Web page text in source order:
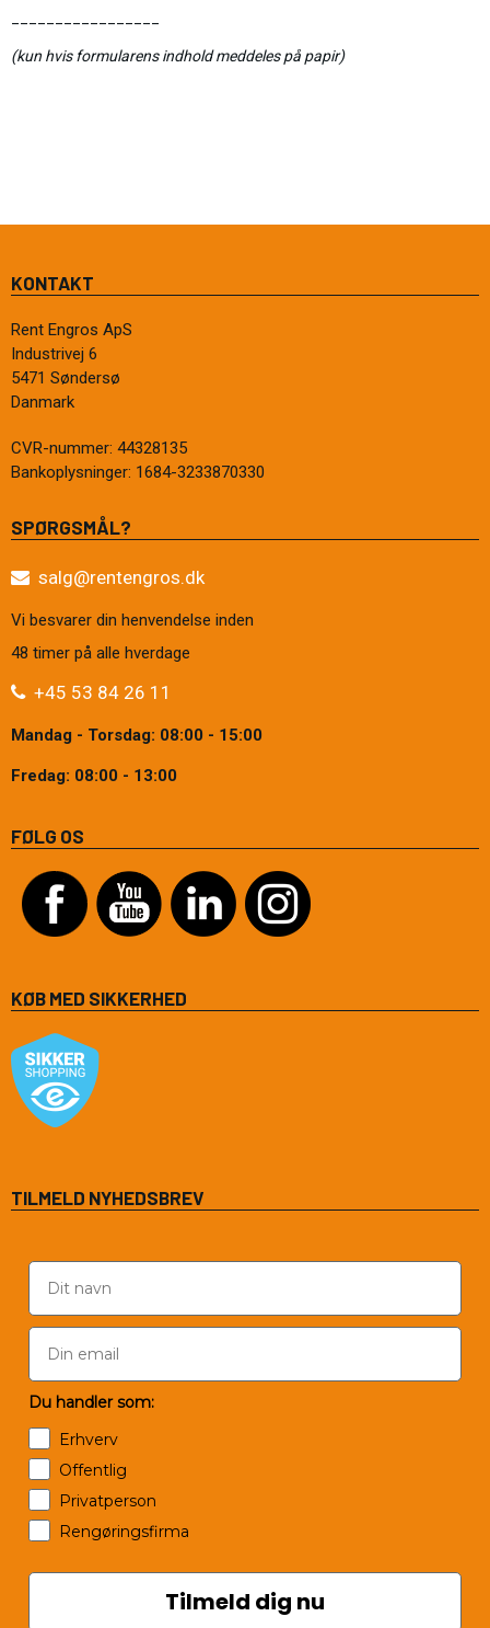
(kun hvis formularens indhold meddeles på papir)
KONTAKT
Rent Engros ApS
Industrivej 6
5471 Søndersø
Danmark
CVR-nummer: 44328135
Bankoplysninger: 1684-3233870330
SPØRGSMÅL?
salg@rentengros.dk
Vi besvarer din henvendelse inden
48 timer på alle hverdage
+45 53 84 26 11
Mandag - Torsdag: 08:00 - 15:00
Fredag: 08:00 - 13:00
FØLG OS
KØB MED SIKKERHED
TILMELD NYHEDSBREV
Du handler som:
Erhverv
Offentlig
Privatperson
Rengøringsfirma
Tilmeld dig nu